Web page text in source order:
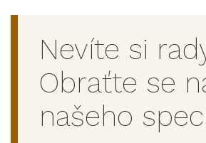
Nevíte si
Obraťte se
našeho